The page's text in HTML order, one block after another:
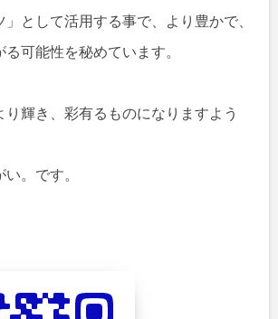
」として活用する事で、より豊かで、
可能性を秘めています。
り輝き、彩有るものになりますよう
。です。